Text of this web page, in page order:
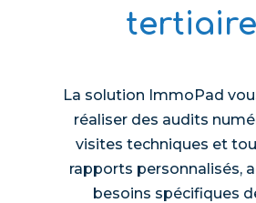
La solution ImmoPad
réaliser des audits
visites techniques et
rapports personnalisés,
besoins spécifiques